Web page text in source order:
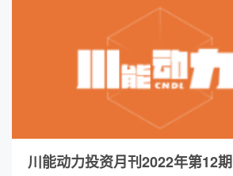
川能动力投资月刊2022年第12期